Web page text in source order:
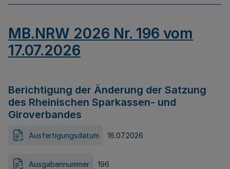
MB.NRW 2026 Nr. 196 vom
17.07.2026
Berichtigung der Änderung der Satzung
des Rheinischen Sparkassen- und
Giroverbandes
Ausfertigungsdatum 16.07.2026
Ausgabennummer 196